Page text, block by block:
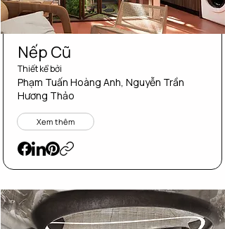
Nếp Cũ
Thiết kể bởi
Phạm Tuấn Hoàng Anh, Nguyễn Trần
Hương Thảo
Xem thêm